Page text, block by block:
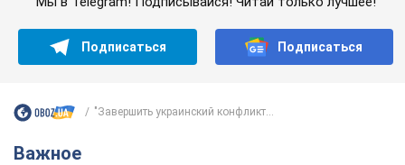
Подписаться Подписаться
"Завершить украинский конфликт...
Важное